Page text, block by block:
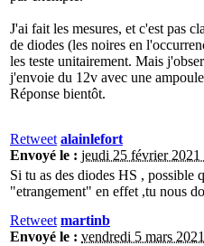
J'ai fait les mesures, et c'est pas
de diodes (les noires en
les teste unitairement. Mais
j'envoie du 12v avec une
Réponse bientôt.
Retweet alainlefort
Envoyé le : jeudi 25 février
Si tu as des diodes HS , possible
"etrangement" en effet ,tu nous
Retweet martinb
Envoyé le : vendredi 5 mars